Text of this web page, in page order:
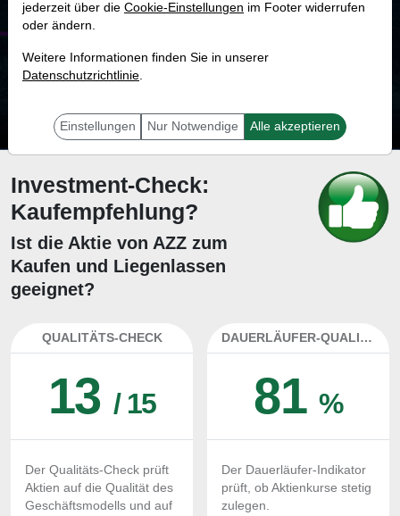
MONKEY-TRADER INDIKATOR
82.2 %
Mit 82.2 % Wahrscheinlichkeit wird selbst der unglücklichst agierende Trader
Investment-Check:
Kaufempfehlung?
Ist die Aktie von AZZ zum
Kaufen und Liegenlassen
geeignet?
QUALITÄTS-CHECK
13 / 15
Der Qualitäts-Check prüft
Aktien auf die Qualität des
Geschäftsmodells und auf
DAUERLÄUFER-QUALITÄTEN
81%
Der Dauerläufer-Indikator
prüft, ob Aktienkurse stetig
zulegen.
jederzeit über die Cookie-Einstellungen im Footer widerrufen
oder ändern.
Weitere Informationen finden Sie in unserer
Datenschutzrichtlinie.
Einstellungen Nur Notwendige Alle akzeptieren